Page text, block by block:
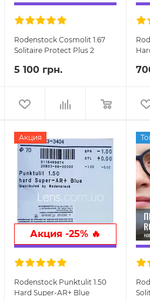
Rodenstock Cosmolit 1.67
Solitaire Protect Plus 2
5 100 грн.
Акция
Акция -25% 🔥
Rodenstock Punktulit 1.50
Hard Super-AR+ Blue